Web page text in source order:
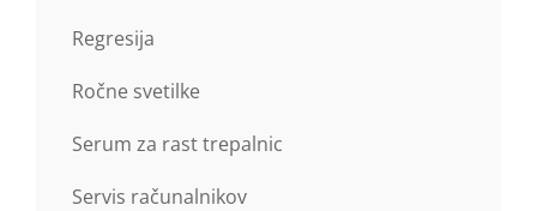
Regresija
Ročne svetilke
Serum za rast trepalnic
Servis računalnikov